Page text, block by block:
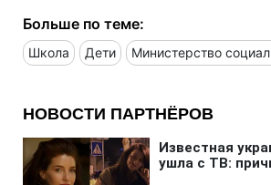
Больше по теме:
Школа Дети Министерство